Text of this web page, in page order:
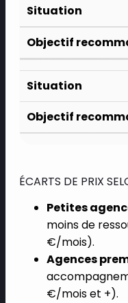
ÉCARTS DE PRIX
Petites
moins de
€/mois).
Agences
€/mois et +).